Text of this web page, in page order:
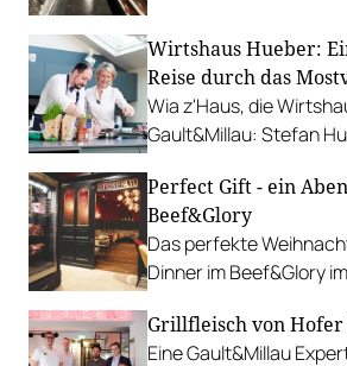
Wirtshaus Hueber:
Reise durch das
Wia z'Haus, die
Gault&Millau: Stefan
Ochsenbackerl.
Perfect Gift - ein
Beef&Glory
Das perfekte
Dinner im Beef&Glory
Freunde.
Grillfleisch von Hofer
Eine Gault&Millau